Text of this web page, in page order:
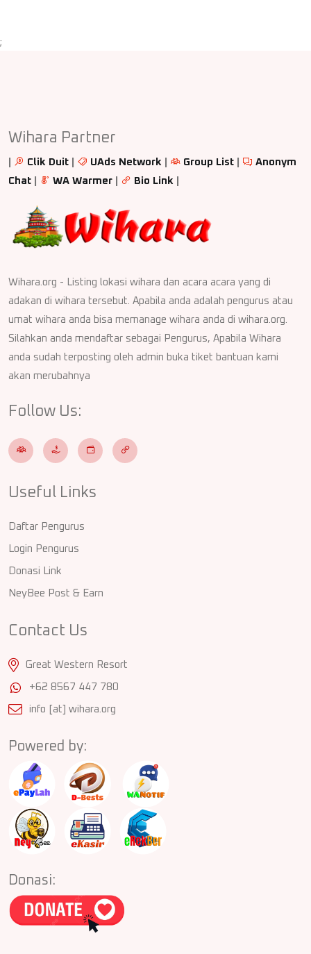
;
Wihara Partner
Clik Duit UAds Network Group List
Anonym
Chat
WA Warmer Bio Link
Wihara.org - Listing lokasi wihara dan acara acara yang di
adakan di wihara tersebut. Apabila anda adalah pengurus atau
umat wihara anda bisa memanage wihara anda di wihara.org.
Silahkan anda mendaftar sebagai Pengurus, Apabila Wihara
anda sudah terposting oleh admin buka tiket bantuan kami
akan merubahnya
Follow Us:
Useful Links
Daftar Pengurus
Login Pengurus
Donasi Link
NeyBee Post & Earn
Contact Us
Great Western Resort
+62 8567 447 780
info [at] wihara.org
Powered by:
Donasi: